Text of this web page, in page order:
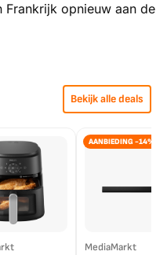
opnieuw aan de
Bekijk alle deals
AANBIEDING -14%
MediaMarkt